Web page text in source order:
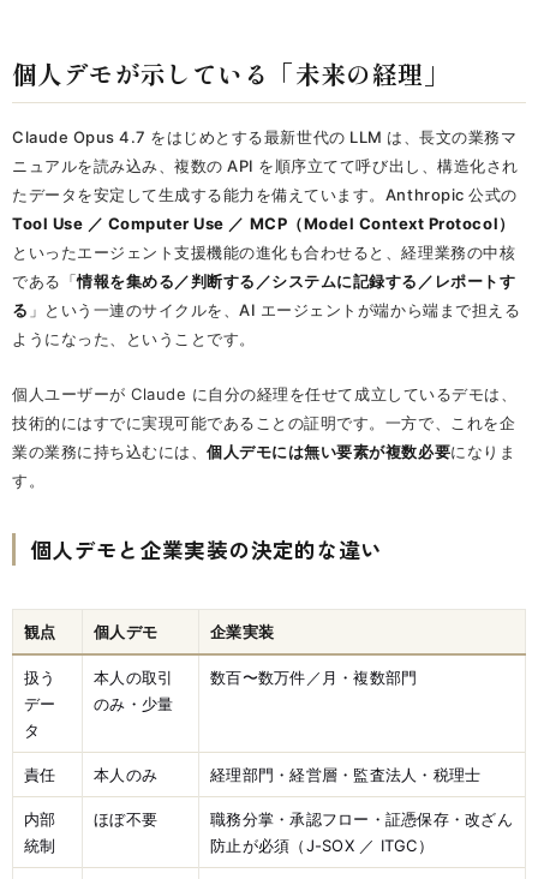
個人デモが示している「未来の経理」
Claude Opus 4.7 をはじめとする最新世代の LLM は、長文の業務マ
ニュアルを読み込み、複数の API を順序立てて呼び出し、構造化され
たデータを安定して生成する能力を備えています。Anthropic 公式の
Tool Use ／ Computer Use ／ MCP（Model Context Protocol）
といったエージェント支援機能の進化も合わせると、経理業務の中核
である「情報を集める／判断する／システムに記録する／レポートす
る 」という一連のサイクルを、AI エージェントが端から端まで担える
ようになった、ということです。
個人ユーザーが Claude に自分の経理を任せて成立しているデモは、
技術的にはすでに実現可能であることの証明です。一方で、これを企
業の業務に持ち込むには、個人デモには無い要素が複数必要になりま
す。
個人デモと企業実装の決定的な違い
観点 個人デモ 企業実装
扱う
デー
タ
本人の取引
のみ・少量
数百〜数万件／月・複数部門
責任 本人のみ 経理部門・経営層・監査法人・税理士
内部
統制
ほぼ不要
職務分掌・承認フロー・証憑保存・改ざん
防止が必須（J-SOX ／ ITGC）